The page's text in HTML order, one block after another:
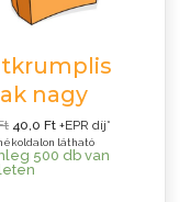
nagy
Original
price
was:
44,0 Ft.
40,0FtCurrent
price
is:
40,0 Ft.
+EPR díj*
látható
500 db van